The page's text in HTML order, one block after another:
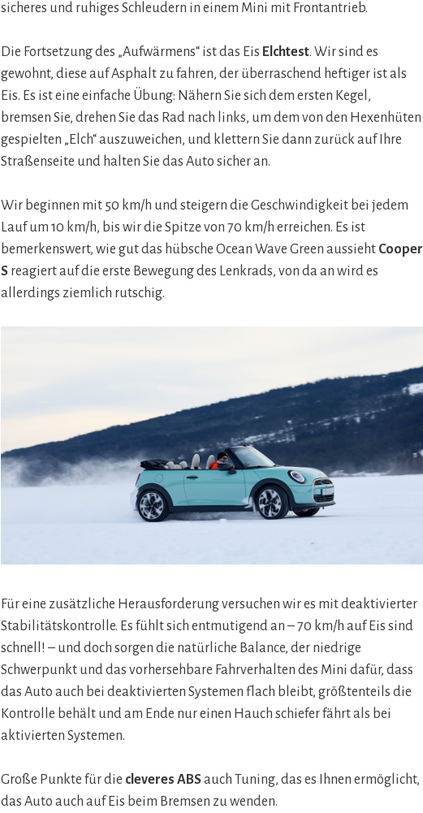
sicheres und ruhiges Schleudern in einem Mini mit Frontantrieb.
Die Fortsetzung des „Aufwärmens“ ist das Eis Elchtest. Wir sind es
gewohnt, diese auf Asphalt zu fahren, der überraschend heftiger ist als
Eis. Es ist eine einfache Übung: Nähern Sie sich dem ersten Kegel,
bremsen Sie, drehen Sie das Rad nach links, um dem von den Hexenhüten
gespielten „Elch“ auszuweichen, und klettern Sie dann zurück auf Ihre
Straßenseite und halten Sie das Auto sicher an.
Wir beginnen mit 50 km/h und steigern die Geschwindigkeit bei jedem
Lauf um 10 km/h, bis wir die Spitze von 70 km/h erreichen. Es ist
bemerkenswert, wie gut das hübsche Ocean Wave Green aussieht Cooper
S reagiert auf die erste Bewegung des Lenkrads, von da an wird es
allerdings ziemlich rutschig.
Für eine zusätzliche Herausforderung versuchen wir es mit deaktivierter
Stabilitätskontrolle. Es fühlt sich entmutigend an – 70 km/h auf Eis sind
schnell! – und doch sorgen die natürliche Balance, der niedrige
Schwerpunkt und das vorhersehbare Fahrverhalten des Mini dafür, dass
das Auto auch bei deaktivierten Systemen flach bleibt, größtenteils die
Kontrolle behält und am Ende nur einen Hauch schiefer fährt als bei
aktivierten Systemen.
Große Punkte für die cleveres ABSauch Tuning, das es Ihnen ermöglicht,
das Auto auch auf Eis beim Bremsen zu wenden.